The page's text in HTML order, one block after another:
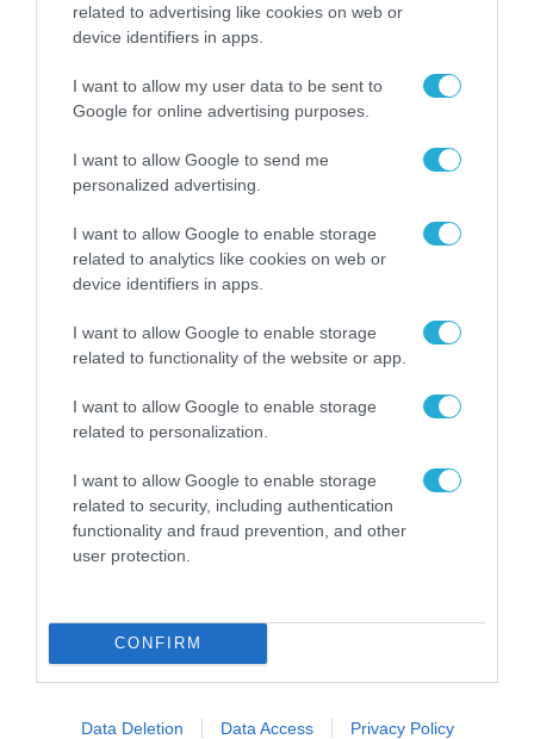
related to advertising like cookies on web or
device identifiers in apps.
I want to allow my user data to be sent to
Google for online advertising purposes.
I want to allow Google to send me
personalized advertising.
I want to allow Google to enable storage
related to analytics like cookies on web or
device identifiers in apps.
I want to allow Google to enable storage
related to functionality of the website or app.
I want to allow Google to enable storage
related to personalization.
I want to allow Google to enable storage
related to security, including authentication
functionality and fraud prevention, and other
user protection.
CONFIRM
Data Deletion Data Access Privacy Policy
29.09.2023 | 13:00
Άσκηση «Παρμενίων»: F-16 «αναχαίτισαν»
εκτός ελέγχου αεροσκάφος – Δείτε
εντυπωσιακές εικόνες και βίντεο
αναχαίτισαν το «RENEGADE», το οποίο πρσγειώθηκε
στο αεροδρόμιο του Ηρακλείου
ΓΕΕΘΑ και κλιματική «κρίση»: Αναβάλλεται η
άσκηση «ΑΙΣΙΟΣ ΟΙΩΝΟΣ» στον Έβρο